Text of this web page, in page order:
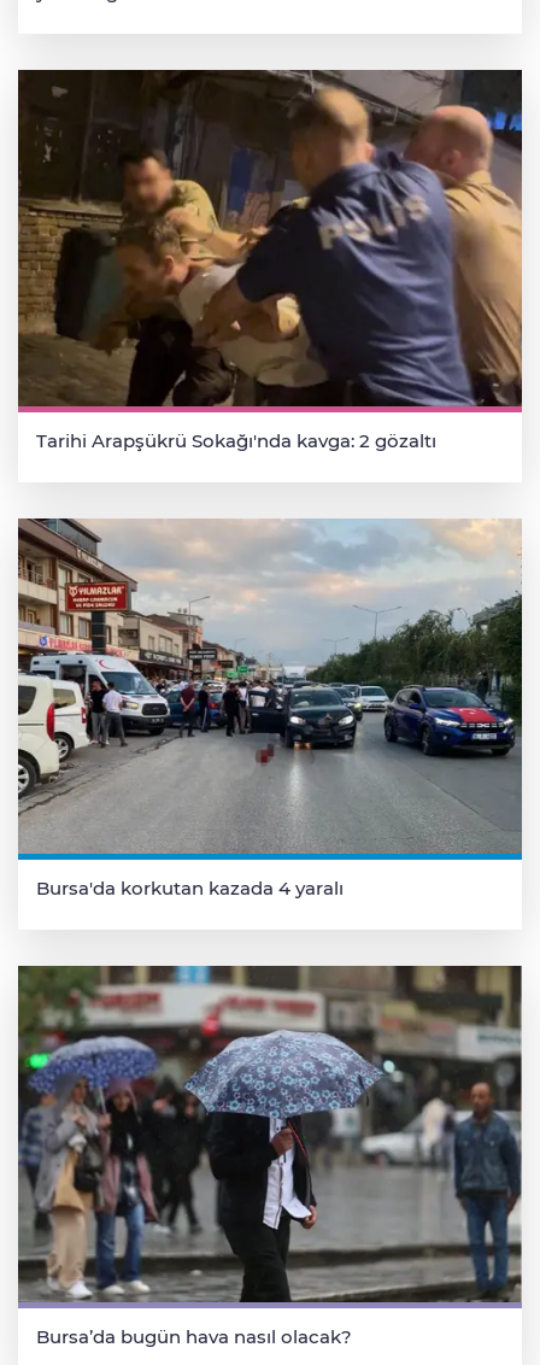
Tarihi Arapşükrü Sokağı'nda kavga: 2 gözaltı
Bursa'da korkutan kazada 4 yaralı
Bursa’da bugün hava nasıl olacak?